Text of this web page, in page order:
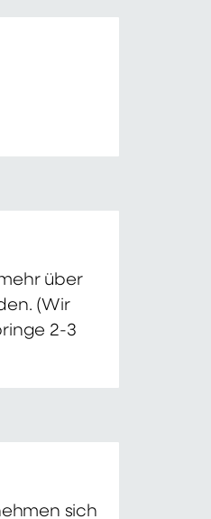
über
(Wir
2-3
sich